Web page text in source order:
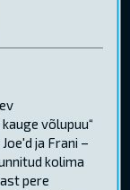
võlupuu“
ja Frani –
kolima
pere